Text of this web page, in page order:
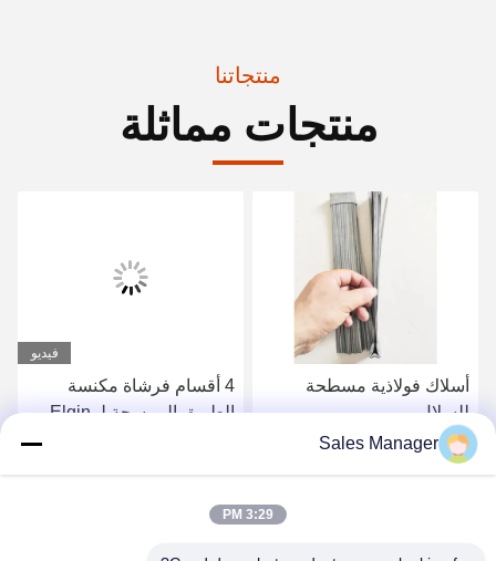
منتجاتنا
منتجات مماثلة
أسلاك فولاذية مسطحة
للسلال
فيديو
4 أقسام فرشاة مكنسة
الطريق الممسحة لـ Elgin
Sales Manager
3:29 PM